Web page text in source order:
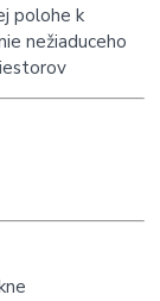
polohe k
nežiaduceho